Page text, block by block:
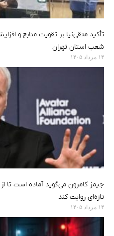
تأکید متقی‌نیا بر تقویت منابع و
شعب استان تهران
۱۴ مرداد ۱۴۰۵
تازه‌ای روایت کند
۱۴ مرداد ۱۴۰۵